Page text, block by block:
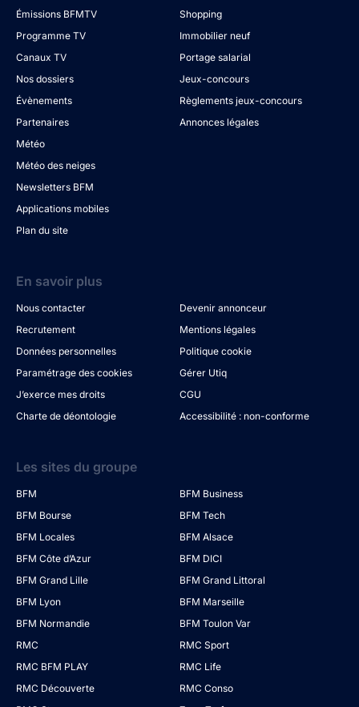
Émissions BFMTV
Programme TV
Canaux TV
Nos dossiers
Évènements
Partenaires
Météo
Météo des neiges
Newsletters BFM
Applications mobiles
Plan du site
Shopping
Immobilier neuf
Portage salarial
Jeux-concours
Règlements jeux-concours
Annonces légales
En savoir plus
Nous contacter
Devenir annonceur
Recrutement
Mentions légales
Données personnelles
Politique cookie
Paramétrage des cookies
Gérer Utiq
J’exerce mes droits
CGU
Charte de déontologie
Accessibilité : non-conforme
Les sites du groupe
BFM
BFM Business
BFM Bourse
BFM Tech
BFM Locales
BFM Alsace
BFM Côte d’Azur
BFM DICI
BFM Grand Lille
BFM Grand Littoral
BFM Lyon
BFM Marseille
BFM Normandie
BFM Toulon Var
RMC
RMC Sport
RMC BFM PLAY
RMC Life
RMC Découverte
RMC Conso